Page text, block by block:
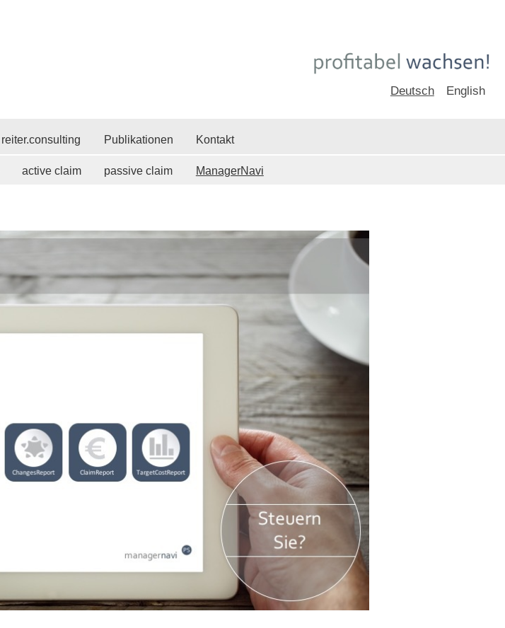
Deutsch English
reiter.consulting Publikationen Kontakt
active claim passive claim ManagerNavi